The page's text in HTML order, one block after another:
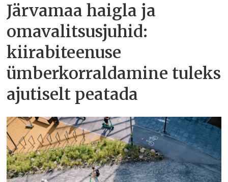
Järvamaa haigla ja
omavalitsusjuhid:
kiirabiteenuse
ümberkorraldamine tuleks
ajutiselt peatada